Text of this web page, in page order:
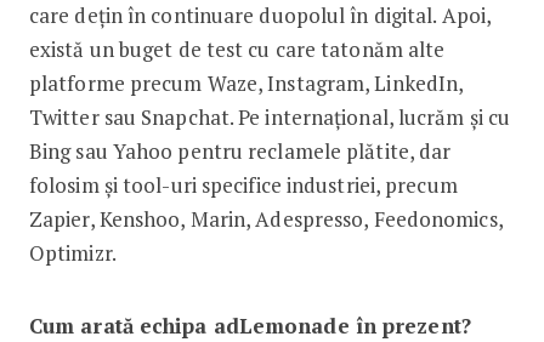
care dețin în continuare duopolul în digital. Apoi,
există un buget de test cu care tatonăm alte
platforme precum Waze, Instagram, LinkedIn,
Twitter sau Snapchat. Pe internațional, lucrăm și cu
Bing sau Yahoo pentru reclamele plătite, dar
folosim și tool-uri specifice industriei, precum
Zapier, Kenshoo, Marin, Adespresso, Feedonomics,
Optimizr.
Cum arată echipa adLemonade în prezent?